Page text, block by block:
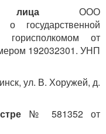
ООО
о государственной
горисполкомом от
192032301. УНП
ул. В. Хоружей, д.
№ 581352 от